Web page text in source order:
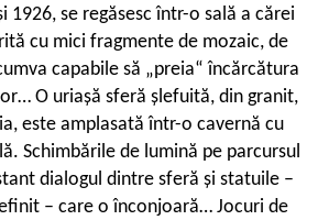
1926, se regăsesc într-o sală a cărei
cu mici fragmente de mozaic, de
capabile să „preia“ încărcătura
O uriașă sferă șlefuită, din granit,
este amplasată într-o cavernă cu
Schimbările de lumină pe parcursul
dialogul dintre sferă și statuile –
– care o înconjoară… Jocuri de